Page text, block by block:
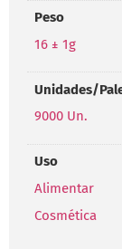
Peso
16 ± 1g
Unidades/
9000 Un.
Uso
Alimentar
Cosmética